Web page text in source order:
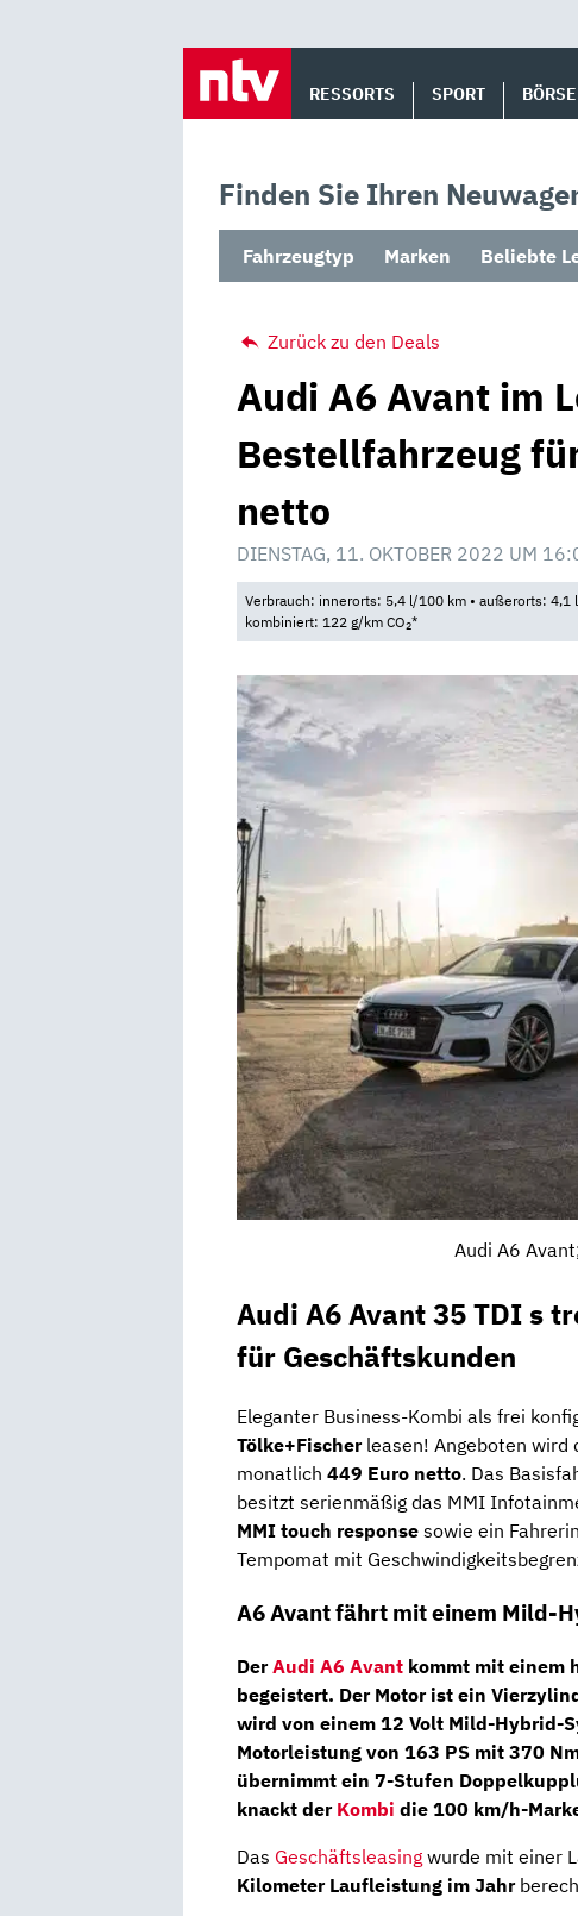
RESSORTS SPORT BÖRSE
Finden Sie Ihren
Fahrzeugtyp Marken Beliebte
Zurück zu den Deals
Audi A6 Avant im
Bestellfahrzeug
netto
DIENSTAG, 11. OKTOBER 2022 UM
Verbrauch: innerorts: 5,4 l/100 km • außerorts:
kombiniert: 122 g/km CO2*
Audi A6
Audi A6 Avant 35 TDI s
für Geschäftskunden
Eleganter Business-Kombi als frei
Tölke+Fischerleasen! Angeboten wird
monatlich 449 Euro netto. Das
besitzt serienmäßig das MMI
MMI touch response sowie ein
Tempomat mit
A6 Avant fährt mit einem Mild-
DerAudi A6 Avant kommt mit einem
begeistert. Der Motor ist ein
wird von einem 12 Volt Mild-Hybrid-
Motorleistung von 163 PS mit 370
übernimmt ein 7-Stufen
knackt der Kombi die 100 km/h-
Das Geschäftsleasing wurde mit einer
Kilometer Laufleistung im Jahr